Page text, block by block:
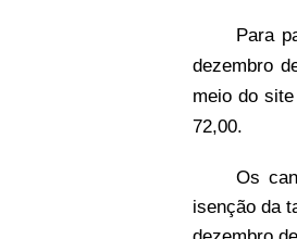
Para
dezembro
meio do
72,00.
Os
isenção da